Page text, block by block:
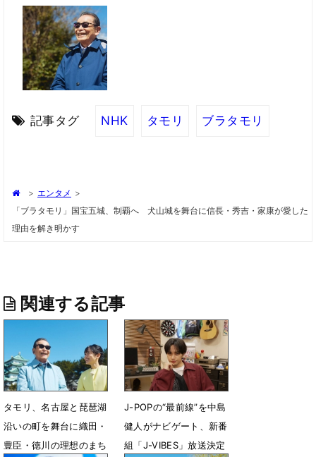
記事タグ NHK タモリ ブラタモリ
> エンタメ >
「ブラタモリ」国宝五城、制覇へ 犬山城を舞台に信長・秀吉・家康が愛した
理由を解き明かす
関連する記事
タモリ、名古屋と琵琶湖
沿いの町を舞台に織田・
豊臣・徳川の理想のまち
J-POPの“最前線”を中島
健人がナビゲート、新番
組「J-VIBES」放送決定